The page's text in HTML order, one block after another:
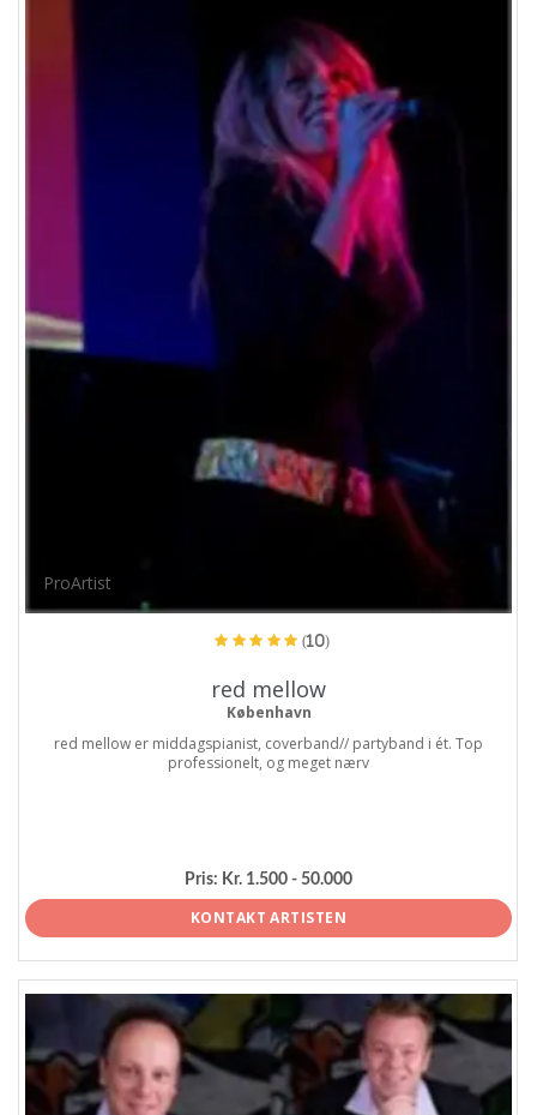
ProArtist
(10)
red mellow
København
red mellow er middagspianist, coverband// partyband i ét. Top
professionelt, og meget nærv
Pris: Kr. 1.500 - 50.000
KONTAKT ARTISTEN